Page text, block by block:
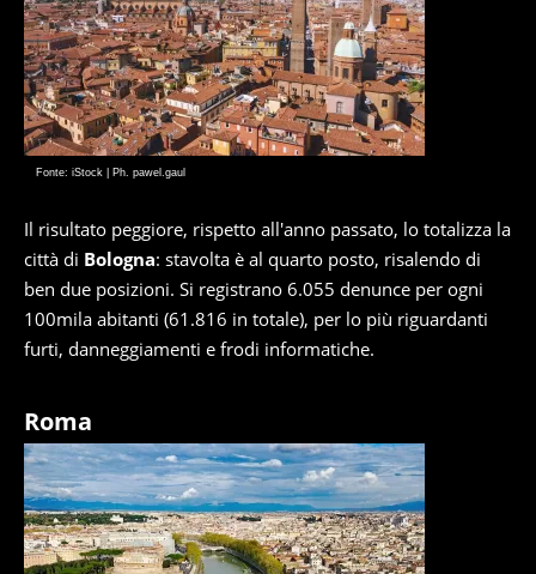
Fonte: iStock | Ph. pawel.gaul
Il risultato peggiore, rispetto all'anno passato, lo totalizza la
città di Bologna: stavolta è al quarto posto, risalendo di
ben due posizioni. Si registrano 6.055 denunce per ogni
100mila abitanti (61.816 in totale), per lo più riguardanti
furti, danneggiamenti e frodi informatiche.
Roma